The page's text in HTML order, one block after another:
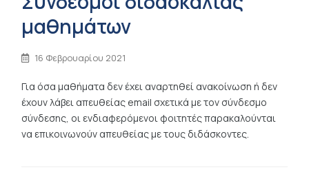
μαθημάτων
16 Φεβρουαρίου 2021
Για όσα μαθήματα δεν έχει αναρτηθεί ανακοίνωση ή δεν
έχουν λάβει απευθείας email σχετικά με τον σύνδεσμο
σύνδεσης, οι ενδιαφερόμενοι φοιτητές παρακαλούνται
να επικοινωνούν απευθείας με τους διδάσκοντες.